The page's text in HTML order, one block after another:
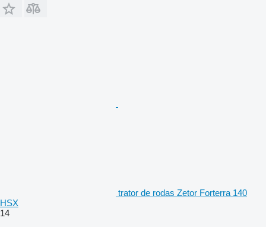
trator de rodas Zetor Forterra 140
HSX
14